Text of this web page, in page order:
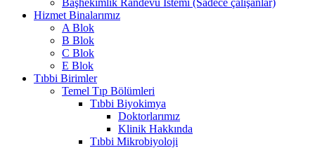
Hizmet Binalarımız
A Blok
B Blok
C Blok
E Blok
Tıbbi Birimler
Temel Tıp Bölümleri
Tıbbi Biyokimya
Doktorlarımız
Klinik Hakkında
Tıbbi Mikrobiyoloji